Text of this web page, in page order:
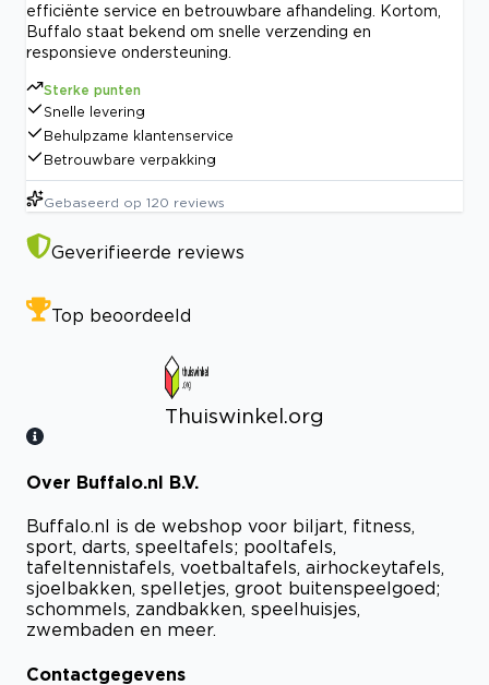
efficiënte service en betrouwbare afhandeling. Kortom,
Buffalo staat bekend om snelle verzending en
responsieve ondersteuning.
Sterke punten
Snelle levering
Behulpzame klantenservice
Betrouwbare verpakking
Gebaseerd op 120 reviews
Geverifieerde reviews
Top beoordeeld
Thuiswinkel.org
Bekijk certificaat
Over Buffalo.nl B.V.
Buffalo.nl is de webshop voor biljart, fitness,
sport, darts, speeltafels; pooltafels,
tafeltennistafels, voetbaltafels, airhockeytafels,
sjoelbakken, spelletjes, groot buitenspeelgoed;
schommels, zandbakken, speelhuisjes,
zwembaden en meer.
Contactgegevens